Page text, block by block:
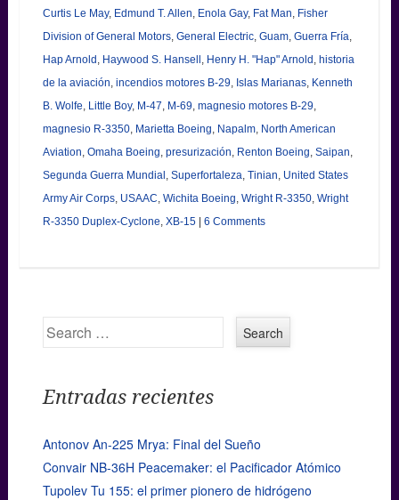
Curtis Le May, Edmund T. Allen Enola Gay, Fat Man Fisher
Division of General Motors, General Electric, Guam, Guerra Fría
Hap Arnold Haywood S. Hansell Henry H. "Hap" Arnold historia
de la aviación incendios motores B-29 Islas Marianas, Kenneth
B. Wolfe Little Boy, M-47 M-69 magnesio motores B-29
magnesio R-3350, Marietta Boeing Napalm, North American
Aviation Omaha Boeing presurización Renton Boeing Saipan
Segunda Guerra Mundial Superfortaleza Tinian United States
Army Air Corps, USAAC Wichita Boeing Wright R-3350, Wright
R-3350 Duplex-Cyclone XB-15 | 6 Comments
Search
Entradas recientes
Antonov An-225 Mrya: Final del Sueño
Convair NB-36H Peacemaker: el Pacificador Atómico
Tupolev Tu 155: el primer pionero de hidrógeno